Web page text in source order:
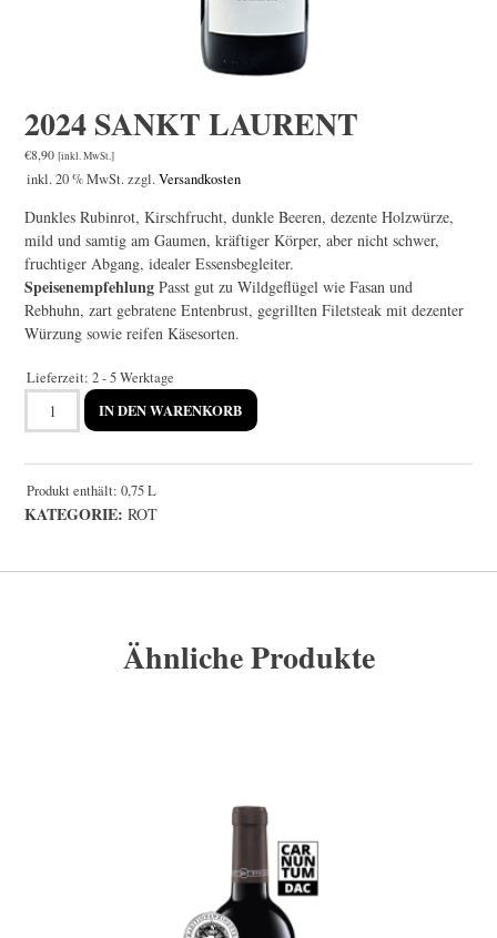
2024 SANKT LAURENT
€8,90 [inkl. MwSt.]
inkl. 20 % MwSt.zzgl.Versandkosten
Dunkles Rubinrot, Kirschfrucht, dunkle Beeren, dezente Holzwürze,
mild und samtig am Gaumen, kräftiger Körper, aber nicht schwer,
fruchtiger Abgang, idealer Essensbegleiter.
Speisenempfehlung Passt gut zu Wildgeflügel wie Fasan und
Rebhuhn, zart gebratene Entenbrust, gegrillten Filetsteak mit dezenter
Würzung sowie reifen Käsesorten.
Lieferzeit: 2 - 5 Werktage
2024
SANKT
Menge
IN DEN WARENKORB
Produkt enthält: 0,75L
KATEGORIE: ROT
Ähnliche Produkte